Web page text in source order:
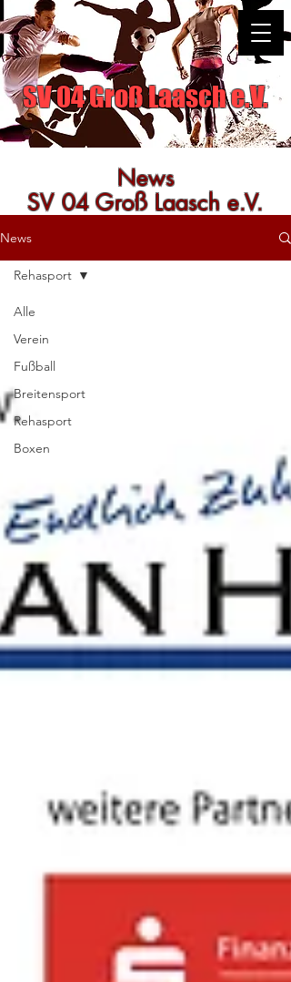
SV 04 Groß Laasch e.V.
News
SV 04 Groß Laasch e.V.
News
Alle
Verein
Fußball
Breitensport
Rehasport
Boxen
Rehasport